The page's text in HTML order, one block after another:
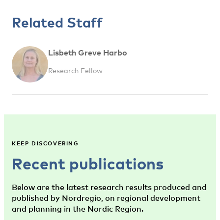
Related Staff
Lisbeth Greve Harbo
Research Fellow
KEEP DISCOVERING
Recent publications
Below are the latest research results produced and
published by Nordregio, on regional development
and planning in the Nordic Region.